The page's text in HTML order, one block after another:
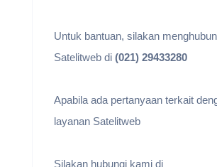
Untuk bantuan, silakan
Satelitweb di (021) 29433280
Apabila ada pertanyaan terkait
layanan Satelitweb
Silakan hubungi kami di